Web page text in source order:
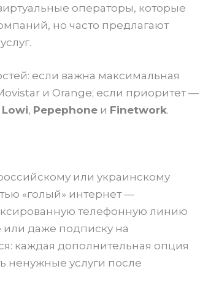
операторы, которые
но часто предлагают
если важна максимальная
и Orange; если приоритет —
Lowi, Pepephoneи Finetwork.
или украинскому
«голый» интернет —
телефонную линию
или даже подписку на
каждая дополнительная опция
ненужные услуги после